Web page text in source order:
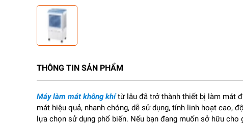
THÔNG TIN SẢN PHẨM
Máy làm mát không khítừ lâu đã trở thành thiết bị làm mát
mát hiệu quả, nhanh chóng, dễ sử dụng, tính linh hoạt cao,
lựa chọn sử dụng phổ biến. Nếu bạn đang muốn sở hữu